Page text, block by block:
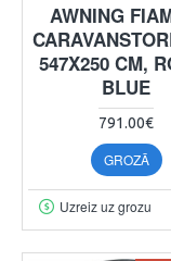
AWNING
547X250 CM,
BLUE
791.00€
GROZĀ
Uzreiz uz grozu